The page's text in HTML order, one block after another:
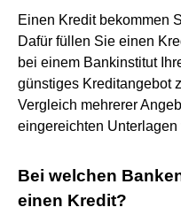
Einen Kredit bekommen
Dafür füllen Sie einen
bei einem Bankinstitut
günstiges Kreditangebot
Vergleich mehrerer
eingereichten
Bei welchen
einen Kredit?